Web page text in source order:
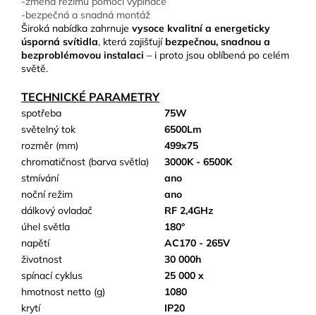
-bezpečná a snadná montáž
Široká nabídka zahrnuje vysoce kvalitní a energeticky
úsporná svítidla, která zajišťují bezpečnou, snadnou a
bezproblémovou instalaci – i proto jsou oblíbená po celém
světě.
TECHNICKÉ PARAMETRY
spotřeba
75W
světelný tok
6500Lm
rozměr (mm)
499x75
chromatičnost (barva světla)
3000K - 6500K
stmívání
ano
noční režim
ano
dálkový ovladač
RF 2,4GHz
úhel světla
180°
napětí
AC170 - 265V
životnost
30 000h
spínací cyklus
25 000 x
hmotnost netto (g)
1080
krytí
IP20